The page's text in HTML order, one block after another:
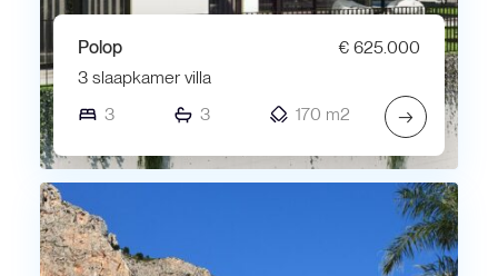
Polop
€ 625.000
3 slaapkamer villa
3
3 170 m2 →